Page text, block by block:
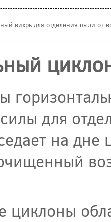
вихрь для отделения пыли от
для
на дне
циклоны